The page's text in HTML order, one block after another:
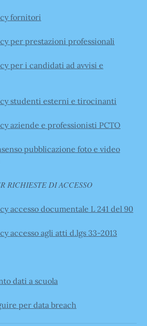
fornitori
per prestazioni professionali
per i candidati ad avvisi e
studenti esterni e tirocinanti
aziende e professionisti PCTO
pubblicazione foto e video
RICHIESTE DI ACCESSO
accesso documentale L 241 del 90
accesso agli atti d.lgs 33-2013
dati a scuola
per data breach